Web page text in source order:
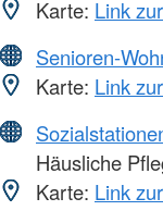
Karte: Link
Senioren-
Karte: Link
Häusliche
Karte: Link